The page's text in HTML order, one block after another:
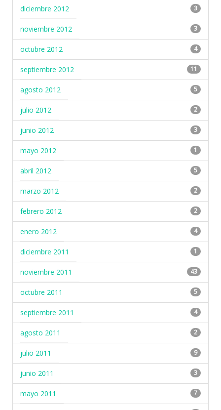
diciembre 2012 3
noviembre 2012 3
octubre 2012 4
septiembre 2012 11
agosto 2012 5
julio 2012 2
junio 2012 3
mayo 2012 1
abril 2012 5
marzo 2012 2
febrero 2012 2
enero 2012 4
diciembre 2011 1
noviembre 2011 43
octubre 2011 5
septiembre 2011 4
agosto 2011 2
julio 2011 9
junio 2011 3
mayo 2011 7